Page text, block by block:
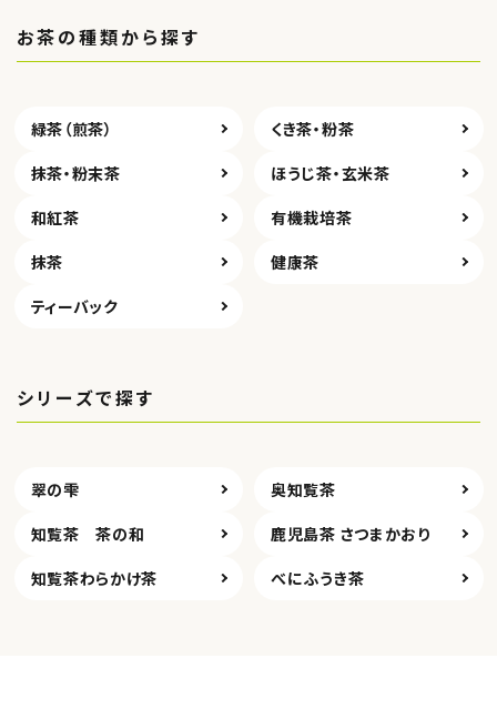
お茶の種類から探す
緑茶（煎茶）
くき茶・粉茶
抹茶・粉末茶
ほうじ茶・玄米茶
和紅茶
有機栽培茶
抹茶
健康茶
ティーバック
シリーズで探す
翠の雫
奥知覧茶
知覧茶 茶の和
鹿児島茶 さつまかおり
知覧茶わらかけ茶
べにふうき茶